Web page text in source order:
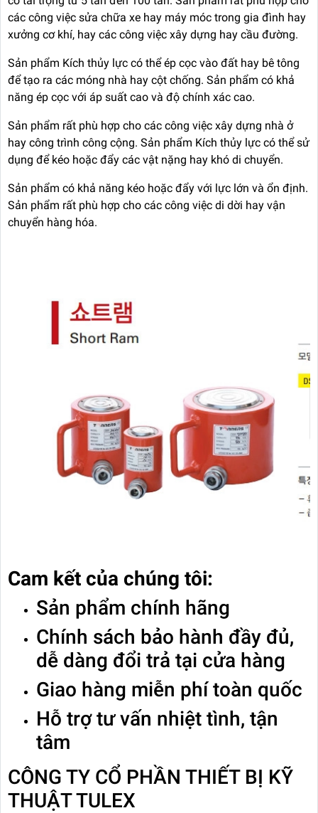
các công việc sửa chữa xe hay máy móc trong gia đình hay
xưởng cơ khí, hay các công việc xây dựng hay cầu đường.
Sản phẩm Kích thủy lực có thể ép cọc vào đất hay bê tông
để tạo ra các móng nhà hay cột chống. Sản phẩm có khả
năng ép cọc với áp suất cao và độ chính xác cao.
Sản phẩm rất phù hợp cho các công việc xây dựng nhà ở
hay công trình công cộng. Sản phẩm Kích thủy lực có thể sử
dụng để kéo hoặc đẩy các vật nặng hay khó di chuyển.
Sản phẩm có khả năng kéo hoặc đẩy với lực lớn và ổn định.
Sản phẩm rất phù hợp cho các công việc di dời hay vận
chuyển hàng hóa.
Cam kết của chúng tôi:
Sản phẩm chính hãng
Chính sách bảo hành đầy đủ,
dễ dàng đổi trả tại cửa hàng
Giao hàng miễn phí toàn quốc
Hỗ trợ tư vấn nhiệt tình, tận
tâm
CÔNG TY CỔ PHẦN THIẾT BỊ KỸ
THUẬT TULEX